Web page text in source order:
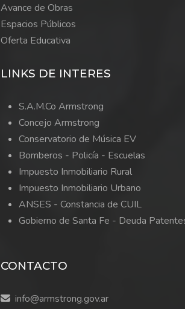
Avance de Obras
Espacios Públicos
Oferta Educativa
LINKS DE INTERES
S.A.M.Co Armstrong
Concejo Armstrong
Conservatorio de Música EV
Bomberos - Policía - Escuelas
Impuesto Inmobiliario Rural
Impuesto Inmobiliario Urbano
ANSES - Constancia de CUIL
Gobierno de Santa Fe - Deuda
CONTACTO
info@armstrong.gov.ar